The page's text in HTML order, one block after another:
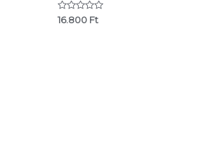
Értékelés:
16.800 Ft